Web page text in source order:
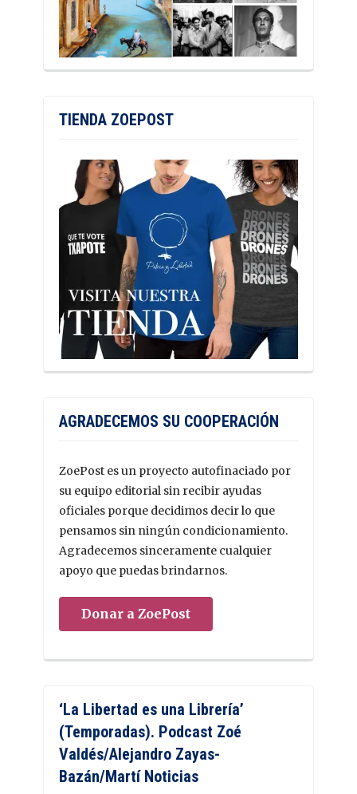
TIENDA ZOEPOST
AGRADECEMOS SU COOPERACIÓN
ZoePost es un proyecto autofinaciado por
su equipo editorial sin recibir ayudas
oficiales porque decidimos decir lo que
pensamos sin ningún condicionamiento.
Agradecemos sinceramente cualquier
apoyo que puedas brindarnos.
Donar a ZoePost
‘La Libertad es una Librería’
(Temporadas). Podcast Zoé
Valdés/Alejandro Zayas-
Bazán/Martí Noticias